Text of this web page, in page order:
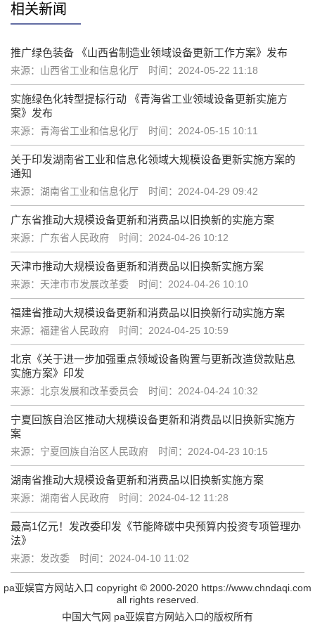
相关新闻
推广绿色装备 《山西省制造业领域设备更新工作方案》发布
来源：山西省工业和信息化厅 时间：2024-05-22 11:18
实施绿色化转型提标行动 《青海省工业领域设备更新实施方
案》发布
来源：青海省工业和信息化厅 时间：2024-05-15 10:11
关于印发湖南省工业和信息化领域大规模设备更新实施方案的
通知
来源：湖南省工业和信息化厅 时间：2024-04-29 09:42
广东省推动大规模设备更新和消费品以旧换新的实施方案
来源：广东省人民政府 时间：2024-04-26 10:12
天津市推动大规模设备更新和消费品以旧换新实施方案
来源：​天津市市发展改革委 时间：2024-04-26 10:10
福建省推动大规模设备更新和消费品以旧换新行动实施方案
来源：福建省人民政府 时间：2024-04-25 10:59
北京《关于进一步加强重点领域设备购置与更新改造贷款贴息
实施方案》印发
来源：北京发展和改革委员会 时间：2024-04-24 10:32
宁夏回族自治区推动大规模设备更新和消费品以旧换新实施方
案
来源：宁夏回族自治区人民政府 时间：2024-04-23 10:15
湖南省推动大规模设备更新和消费品以旧换新实施方案
来源：湖南省人民政府 时间：2024-04-12 11:28
最高1亿元！发改委印发《节能降碳中央预算内投资专项管理办
法》
来源：发改委 时间：2024-04-10 11:02
pa亚娱官方网站入口 copyright © 2000-2020 https://www.chndaqi.com
all rights reserved.
中国大气网 pa亚娱官方网站入口的版权所有